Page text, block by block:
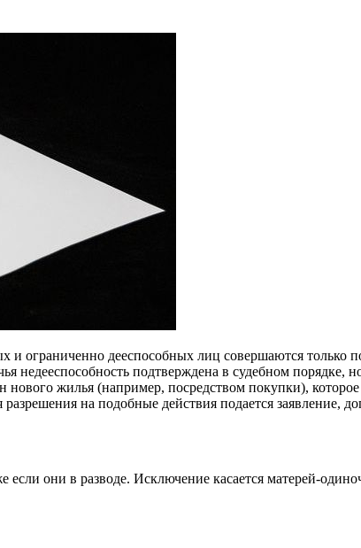
ограниченно дееспособных лиц совершаются только
недееспособность подтверждена в судебном порядке,
жилья (например, посредством покупки),
на подобные действия подается заявление,
они в разводе. Исключение касается матерей-